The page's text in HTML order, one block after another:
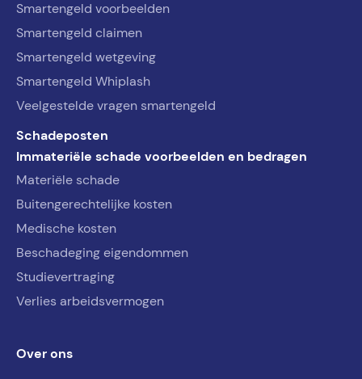
Smartengeld voorbeelden
Smartengeld claimen
Smartengeld wetgeving
Smartengeld Whiplash
Veelgestelde vragen smartengeld
Schadeposten
Immateriële schade voorbeelden en bedragen
Materiële schade
Buitengerechtelijke kosten
Medische kosten
Beschadeging eigendommen
Studievertraging
Verlies arbeidsvermogen
Over ons